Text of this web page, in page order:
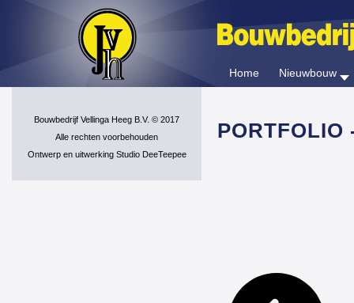
Home Nieuwbouw
Bouwbedrijf Vellinga Heeg B.V. © 2017
Alle rechten voorbehouden
Ontwerp en uitwerking Studio DeeTeepee
PORTFOLIO